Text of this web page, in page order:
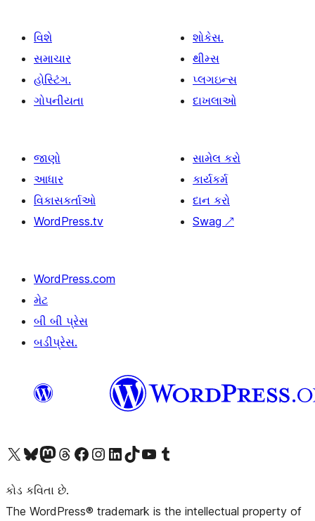
વિશે
સમાચાર
હોસ્ટિંગ.
ગોપનીયતા
શોકેસ.
થીમ્સ
પ્લગઇન્સ
દાખલાઓ
જાણો
આધાર
વિકાસકર્તાઓ
WordPress.tv
સામેલ કરો
કાર્યકર્મ
દાન કરો
Swag ↗
WordPress.com
મેટ
બી બી પ્રેસ
બડીપ્રેસ.
અમારા X (અગાઉ ટ્વિટર) એકાઉન્ટની મુલાકાત લોઅમારા Bluesky એકાઉન્ટની મુલાકાત લોઅમારા માસ્ટોડોન એકાઉન્ટની મુલાકાત લોઅમારા Threads એકાઉન્ટની મુલાકાત લો અમારા ફેસબુક પેજની મુલાકાત લોઅમારા ઇન્સ્ટાગ્રામ એકાઉન્ટની મુલાકાત લો અમારા LinkedIn એકાઉન્ટની મુલાકાત લોઅમારા TikTok એકાઉન્ટની મુલાકાત લોઅમારી YouTube ચેનલની મુલાકાત લો અમારા Tumblr એકાઉન્ટની મુલાકાત લો
કોડ કવિતા છે.
The WordPress® trademark is the intellectual property of